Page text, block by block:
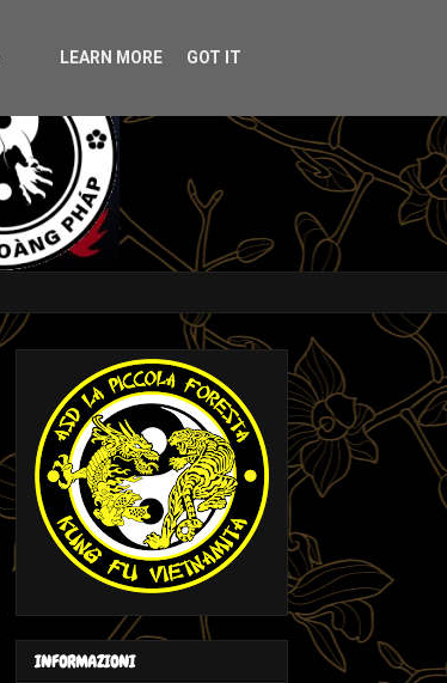
INFORMAZIONI
LEARN MORE GOT IT